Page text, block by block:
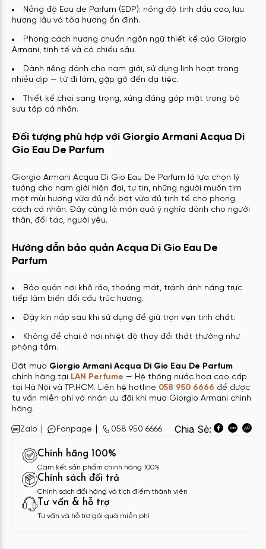
Nồng độ Eau de Parfum (EDP): nồng độ tinh dầu cao, lưu
hương lâu và tỏa hương ổn định.
Phong cách hương chuẩn ngôn ngữ thiết kế của Giorgio
Armani, tinh tế và có chiều sâu.
Dành riêng dành cho nam giới, sử dụng linh hoạt trong
nhiều dịp — từ đi làm, gặp gỡ đến dạ tiệc.
Thiết kế chai sang trọng, xứng đáng góp mặt trong bộ
sưu tập cá nhân.
Đối tượng phù hợp với Giorgio Armani Acqua Di
Gio Eau De Parfum
Giorgio Armani Acqua Di Gio Eau De Parfum là lựa chọn lý
tưởng cho nam giới hiện đại, tự tin, những người muốn tìm
một mùi hương vừa đủ nổi bật vừa đủ tinh tế cho phong
cách cá nhân. Đây cũng là món quà ý nghĩa dành cho người
thân, đối tác, người yêu.
Hướng dẫn bảo quản Acqua Di Gio Eau De
Parfum
Bảo quản nơi khô ráo, thoáng mát, tránh ánh nắng trực
tiếp làm biến đổi cấu trúc hương.
Đậy kín nắp sau khi sử dụng để giữ trọn vẹn tinh chất.
Không để chai ở nơi nhiệt độ thay đổi thất thường như
phòng tắm.
Đặt mua Giorgio Armani Acqua Di Gio Eau De Parfum
chính hãng tại LAN Perfume — Hệ thống nước hoa cao cấp
tại Hà Nội và TP.HCM. Liên hệ hotline 058 950 6666 để được
tư vấn miễn phí và nhận ưu đãi khi mua Giorgio Armani chính
hãng.
Zalo Fanpage 058 950 6666 Chia Sẻ:
Chính hãng 100%
Cam kết sản phẩm chính hãng 100%
Chính sách đổi trả
Chính sách đổi hàng và tích điểm thành viên
Tư vấn & hỗ trợ
Tư vấn và hỗ trợ gói quà miễn phí